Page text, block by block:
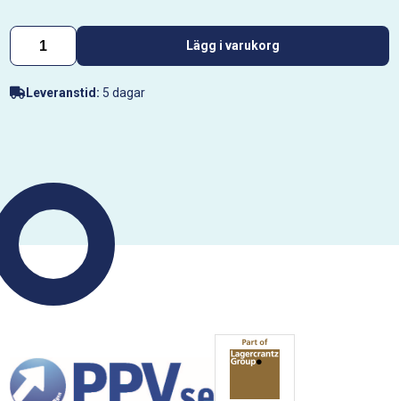
Lägg i varukorg
Leveranstid: 5 dagar